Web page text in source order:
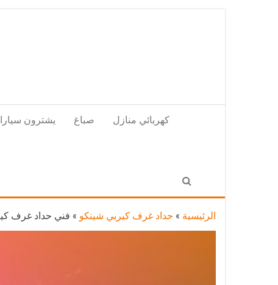
يشترون صباغ كهربائي منازل
الرئيسية » حداد غرف كيربي شينكو » فني حداد غرف كيربي شمال غرب